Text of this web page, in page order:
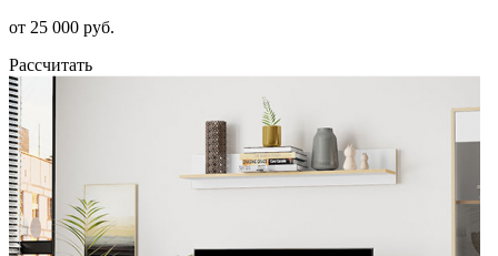
от 25 000 руб.
Рассчитать